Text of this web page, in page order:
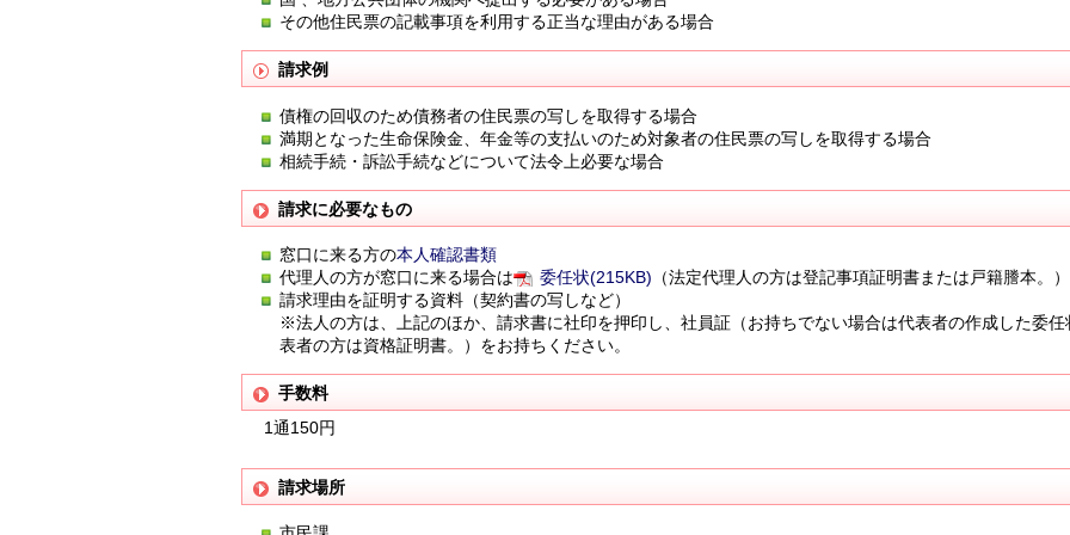
その他住民票の記載事項を利用する正当な理由がある場合
請求例
債権の回収のため債務者の住民票の写しを取得する場合
満期となった生命保険金、年金等の支払いのため対象者の住民票の写しを取得する場合
相続手続・訴訟手続などについて法令上必要な場合
請求に必要なもの
窓口に来る方の本人確認書類
代理人の方が窓口に来る場合は
委任状(215KB) （法定代理人の方は登記事項証明書または戸籍謄本。）
請求理由を証明する資料（契約書の写しなど）
※法人の方は、上記のほか、請求書に社印を押印し、社員証（お持ちでない場合は代表者の作成した委任
表者の方は資格証明書。）をお持ちください。
手数料
1通150円
請求場所